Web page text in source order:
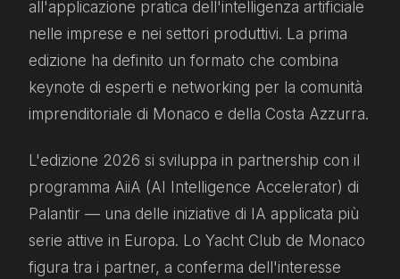
all'applicazione pratica dell'intelligenza artificiale
nelle imprese e nei settori produttivi. La prima
edizione ha definito un formato che combina
keynote di esperti e networking per la comunità
imprenditoriale di Monaco e della Costa Azzurra.
L'edizione 2026 si sviluppa in partnership con il
programma AiiA (AI Intelligence Accelerator) di
Palantir — una delle iniziative di IA applicata più
serie attive in Europa. Lo Yacht Club de Monaco
figura tra i partner, a conferma dell'interesse